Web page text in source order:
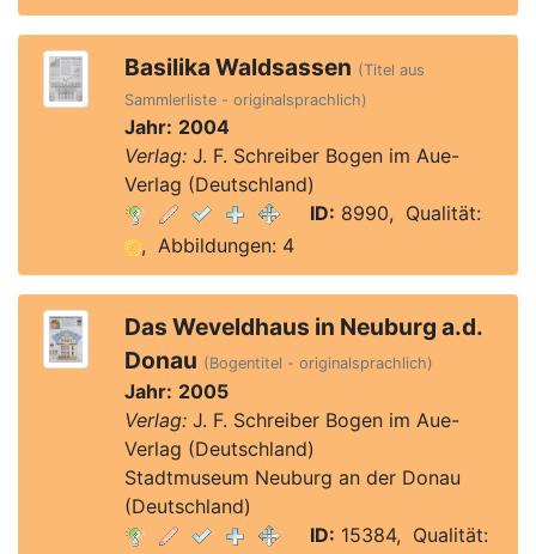
Basilika Waldsassen (Titel aus
Sammlerliste - originalsprachlich)
Jahr: 2004
Verlag:J. F. Schreiber Bogen im Aue-
Verlag (Deutschland)
ID: 8990, Qualität:
, Abbildungen: 4
Das Weveldhaus in Neuburg a.d.
Donau (Bogentitel - originalsprachlich)
Jahr: 2005
Verlag:J. F. Schreiber Bogen im Aue-
Verlag (Deutschland)
Stadtmuseum Neuburg an der Donau
(Deutschland)
ID: 15384, Qualität: